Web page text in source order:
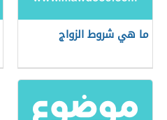
ما هي شروط الزواج